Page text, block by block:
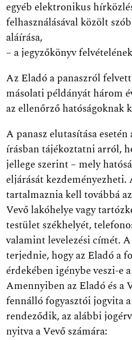
egyéb elektronikus
felhasználásával közölt
aláírása,
– a jegyzőkönyv
Az Eladó a panaszról
másolati példányát három
az ellenőrző hatóságoknak
A panasz elutasítása
írásban tájékoztatni arról,
jellege szerint – mely
eljárását kezdeményezheti.
tartalmaznia kell továbbá
Vevő lakóhelye vagy
testület székhelyét,
valamint levelezési címét.
terjednie, hogy az Eladó a
érdekében igénybe veszi-e
Amennyiben az Eladó és a
fennálló fogyasztói jogvita
rendeződik, az alábbi
nyitva a Vevő számára: